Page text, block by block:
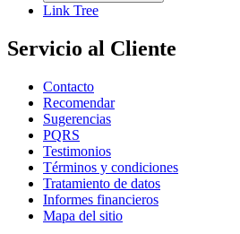
Link Tree
Servicio al Cliente
Contacto
Recomendar
Sugerencias
PQRS
Testimonios
Términos y condiciones
Tratamiento de datos
Informes financieros
Mapa del sitio